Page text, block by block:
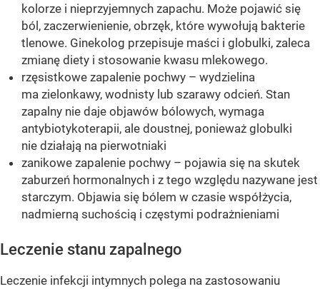
kolorze i nieprzyjemnych zapachu. Może pojawić się
ból, zaczerwienienie, obrzęk, które wywołują bakterie
tlenowe. Ginekolog przepisuje maści i globulki, zaleca
zmianę diety i stosowanie kwasu mlekowego.
rzęsistkowe zapalenie pochwy – wydzielina
ma zielonkawy, wodnisty lub szarawy odcień. Stan
zapalny nie daje objawów bólowych, wymaga
antybiotykoterapii, ale doustnej, ponieważ globulki
nie działają na pierwotniaki
zanikowe zapalenie pochwy – pojawia się na skutek
zaburzeń hormonalnych i z tego względu nazywane jest
starczym. Objawia się bólem w czasie współżycia,
nadmierną suchością i częstymi podrażnieniami
Leczenie stanu zapalnego
Leczenie infekcji intymnych polega na zastosowaniu